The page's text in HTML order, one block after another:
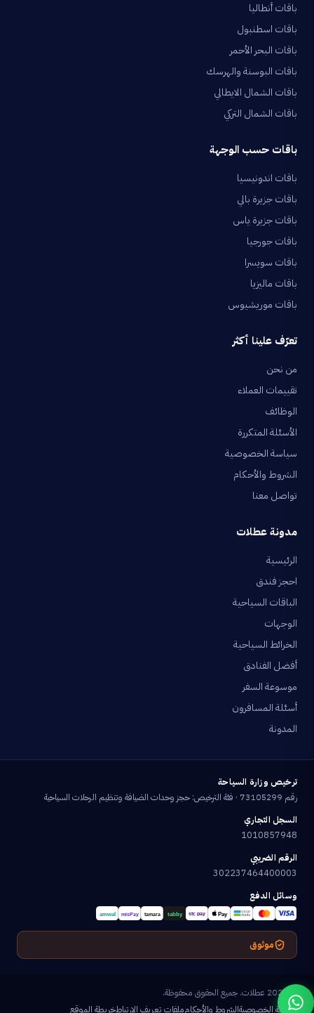
باقات أنطاليا
باقات اسطنبول
باقات البحر الأحمر
باقات البوسنة والهرسك
باقات الشمال الايطالي
باقات الشمال التركي
باقات حسب الوجهة
باقات اندونيسيا
باقات جزيرة بالي
باقات جزيرة ياس
باقات جورجيا
باقات سويسرا
باقات ماليزيا
باقات موريشيوس
تعرّف علينا أكثر
من نحن
تقييمات العملاء
الوظائف
الأسئلة المتكررة
سياسة الخصوصية
الشروط والأحكام
تواصل معنا
مدونة عطلات
الرئيسية
احجز فندق
الباقات السياحية
الوجهات
الخرائط السياحية
أفضل الفنادق
موسوعة السفر
أسئلة المسافرون
المدونة
ترخيص وزارة السياحة
رقم 73105299 · فئة الترخيص: حجز وحدات الضيافة وتنظيم الرحلات السياحية
السجل التجاري
1010857948
الرقم الضريبي
302237464400003
وسائل الدفع
موثوق
© 2026 عطلات. جميع الحقوق محفوظة.
سياسة الخصوصيةالشروط والأحكامملفات تعريف الارتباطخريطة الموقع